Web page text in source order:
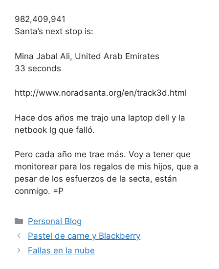
982,409,941
Santa’s next stop is:
Mina Jabal Ali, United Arab Emirates
33 seconds
http://www.noradsanta.org/en/track3d.html
Hace dos años me trajo una laptop dell y la
netbook lg que falló.
Pero cada año me trae más. Voy a tener que
monitorear para los regalos de mis hijos, que a
pesar de los esfuerzos de la secta, están
conmigo. =P
Categorías
Personal Blog
Pastel de carne y Blackberry
Fallas en la nube